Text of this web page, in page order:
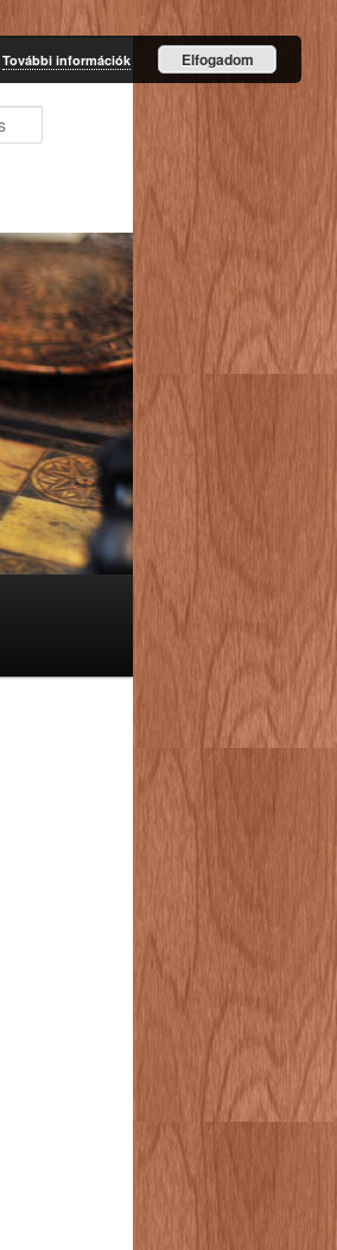
További információk Elfogadom